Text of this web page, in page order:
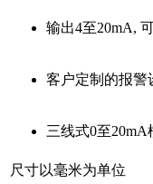
输出4至20mA,
客户定制的报警
三线式0至20mA
尺寸以毫米为单位